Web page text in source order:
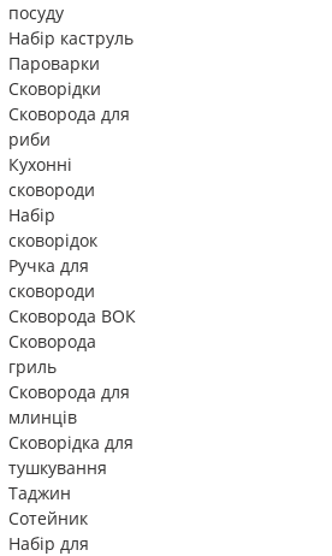
посуду
Набір каструль
Пароварки
Сковорідки
Сковорода для
риби
Кухонні
сковороди
Набір
сковорідок
Ручка для
сковороди
Сковорода ВОК
Сковорода
гриль
Сковорода для
млинців
Сковорідка для
тушкування
Таджин
Сотейник
Набір для